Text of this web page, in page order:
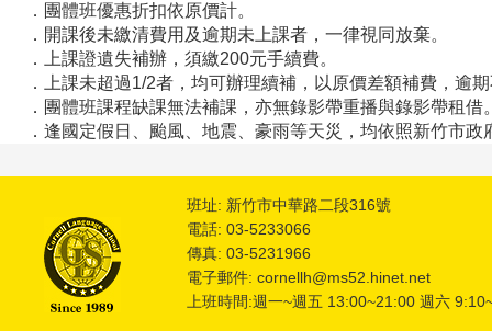
．團體班優惠折扣依原價計。
．開課後未繳清費用及逾期未上課者，一律視同放棄。
．上課證遺失補辦，須繳200元手續費。
．上課未超過1/2者，均可辦理續補，以原價差額補費，逾
．團體班課程缺課無法補課，亦無錄影帶重播與錄影帶租借
．逢國定假日
颱風、地震、豪雨等天災，均依照新竹市
班址: 新竹市中華路二段316號
電話: 03-5233066
傳真: 03-5231966
電子郵件: cornellh@ms52.hinet.net
上班時間:週一~週五 13:00~21:00 週六